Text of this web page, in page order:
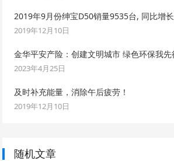
2019年9月份绅宝D50销量9535台, 同比增
2019年12月10日
金华平安产险：创建文明城市 绿色环保我先
2023年4月25日
及时补充能量，消除午后疲劳！
2019年12月10日
随机文章